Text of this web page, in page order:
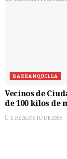
BARRANQUILLA
Vecinos de
de 100 kilos
2 DE AGOSTO DE 2026